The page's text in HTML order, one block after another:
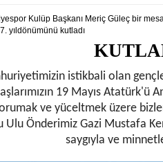
Kulüp Başkanı Meriç Güleç bir
yıldönümünü kutladı
istikbali olan
19 Mayıs Atatürk'ü
ve yüceltmek üzere
Ulu Önderimiz Gazi Mustafa
saygıyla ve